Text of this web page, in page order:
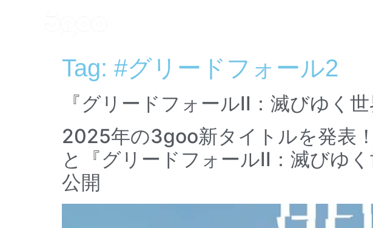
Tag: #グリードフォール2
『グリードフォールII：滅びゆく
2025年の3goo新タイトルを発表
と『グリードフォールII：滅びゆ
公開